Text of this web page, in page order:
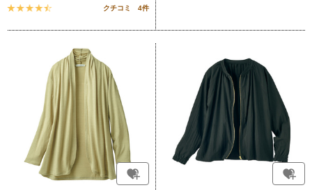
クチコミ 4件